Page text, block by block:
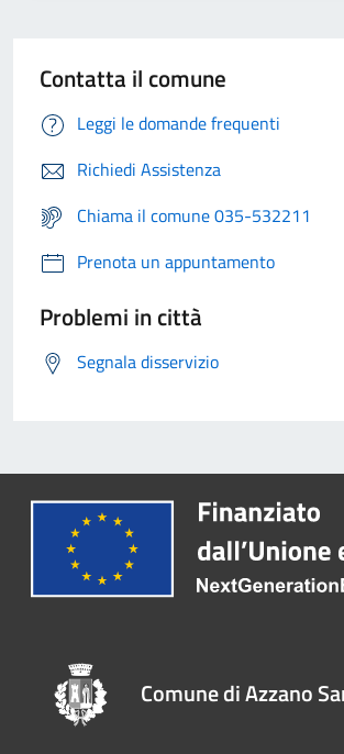
Contatta il comune
Leggi le domande frequenti
Richiedi Assistenza
Chiama il comune 035-532211
Prenota un appuntamento
Problemi in città
Segnala disservizio
Comune di Azzano